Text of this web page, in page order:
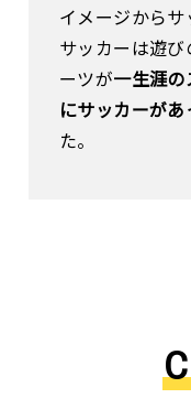
イメージから
サッカーは遊
ーツが一生涯の
にサッカーが
た。
C